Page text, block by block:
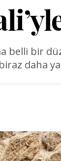
belli bir
daha